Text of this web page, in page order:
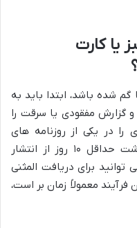
یا کارت
شده باشد، ابتدا باید به
و گزارش مفقودی یا سرقت را
در یکی از روزنامه های
کثیرالانتشار منتشر کنید. پس از گذشت حداقل ۱۰ روز از انتشار
توانید برای دریافت المثنی
فرآیند معمولاً زمان بر است،